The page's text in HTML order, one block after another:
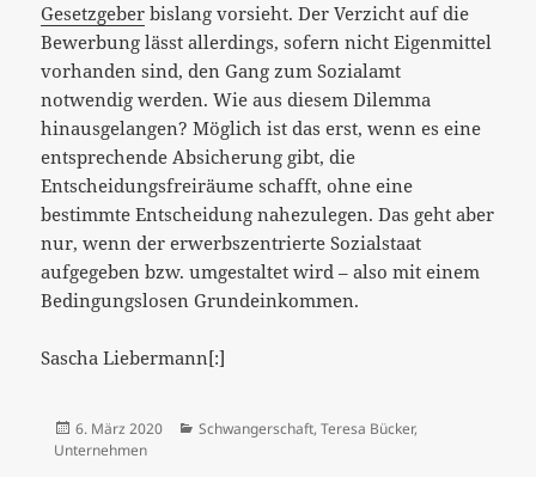
Gesetzgeber bislang vorsieht. Der Verzicht auf die
Bewerbung lässt allerdings, sofern nicht Eigenmittel
vorhanden sind, den Gang zum Sozialamt
notwendig werden. Wie aus diesem Dilemma
hinausgelangen? Möglich ist das erst, wenn es eine
entsprechende Absicherung gibt, die
Entscheidungsfreiräume schafft, ohne eine
bestimmte Entscheidung nahezulegen. Das geht aber
nur, wenn der erwerbszentrierte Sozialstaat
aufgegeben bzw. umgestaltet wird – also mit einem
Bedingungslosen Grundeinkommen.
Sascha Liebermann[:]
Veröffentlicht
am
6. März 2020 Kategorien
Schwangerschaft, Teresa Bücker,
Unternehmen